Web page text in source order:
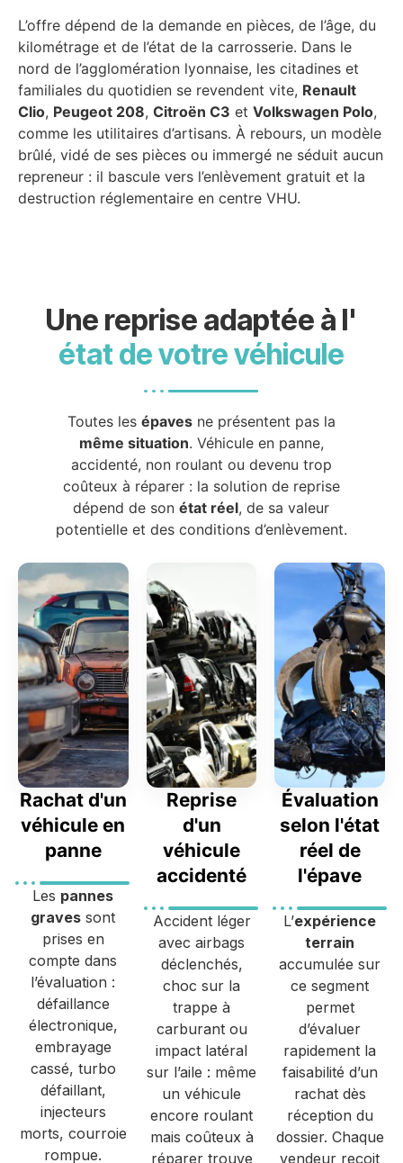
L’offre dépend de la demande en pièces, de l’âge, du
kilométrage et de l’état de la carrosserie. Dans le
nord de l’agglomération lyonnaise, les citadines et
familiales du quotidien se revendent vite, Renault
Clio, Peugeot 208, Citroën C3 et Volkswagen Polo,
comme les utilitaires d’artisans. À rebours, un modèle
brûlé, vidé de ses pièces ou immergé ne séduit aucun
repreneur : il bascule vers l’enlèvement gratuit et la
destruction réglementaire en centre VHU.
Une reprise adaptée à l'
état de votre véhicule
Toutes les épavesne présentent pas la
même situation. Véhicule en panne,
accidenté, non roulant ou devenu trop
coûteux à réparer : la solution de reprise
dépend de sonétat réel, de sa valeur
potentielle et des conditions d’enlèvement.
Rachat d'un
véhicule en
panne
Les pannes
graves sont
prises en
compte dans
l’évaluation :
défaillance
électronique,
embrayage
cassé, turbo
défaillant,
injecteurs
morts, courroie
rompue.
Reprise
d'un
véhicule
accidenté
Accident léger
avec airbags
déclenchés,
choc sur la
trappe à
carburant ou
impact latéral
sur l’aile : même
un véhicule
encore roulant
mais coûteux à
réparer trouve
Évaluation
selon l'état
réel de
l'épave
L’expérience
terrain
accumulée sur
ce segment
permet
d’évaluer
rapidement la
faisabilité d’un
rachat dès
réception du
dossier. Chaque
vendeur reçoit